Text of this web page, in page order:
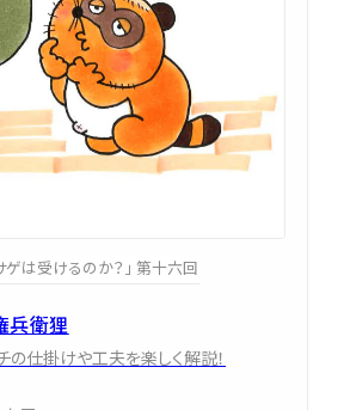
ゲは受けるのか？」 第十六回
兵衛狸
の仕掛けや工夫を楽しく解説！